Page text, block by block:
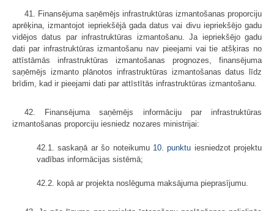
41. Finansējuma saņēmējs infrastruktūras izmantošanas proporciju
aprēķina, izmantojot iepriekšējā gada datus vai divu iepriekšējo gadu
vidējos datus par infrastruktūras izmantošanu. Ja iepriekšējo gadu
dati par infrastruktūras izmantošanu nav pieejami vai tie atšķiras no
attīstāmās infrastruktūras izmantošanas prognozes, finansējuma
saņēmējs izmanto plānotos infrastruktūras izmantošanas datus līdz
brīdim, kad ir pieejami dati par attīstītās infrastruktūras izmantošanu.
42. Finansējuma saņēmējs informāciju par infrastruktūras
izmantošanas proporciju iesniedz nozares ministrijai:
42.1. saskaņā ar šo noteikumu 10. punktu iesniedzot projektu
vadības informācijas sistēmā;
42.2. kopā ar projekta noslēguma maksājuma pieprasījumu.